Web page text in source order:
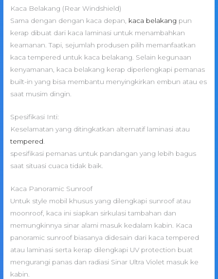
Kaca Belakang (Rear Windshield)
Sama dengan dengan kaca depan, kaca belakang pun
kerap dibuat dari kaca laminasi untuk menambahkan
keamanan. Tapi, sejumlah produsen pilih memanfaatkan
kaca tempered untuk kaca belakang. Selain kegunaan
kenyamanan, kaca belakang kerap diperlengkapi pemanas
built-in yang bisa membantu menyingkirkan embun atau es
saat musim dingin.
Spesifikasi Inti:
Keselamatan yang ditingkatkan alternatif laminasi atau
tempered.
spesifikasi pemanas untuk pandangan yang lebih bagus
saat situasi cuaca tidak baik.
Kaca Panoramic Sunroof
Untuk style mobil khusus yang dilengkapi sunroof atau
moonroof, kaca ini siapkan sirkulasi tambahan dan
memungkinnya sinar alami masuk kedalam kabin. Kaca
panoramic sunroof biasanya didesain dari kaca tempered
atau laminasi serta kerap dilengkapi UV protection buat
mengurangi panas dan radiasi Sinar Ultra Violet masuk ke
kabin.